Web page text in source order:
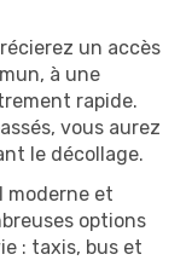
un accès
à une
rapide.
vous aurez
le décollage.
moderne et
options
: taxis, bus et